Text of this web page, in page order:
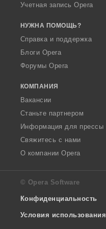
Учетная запись Opera
НУЖНА ПОМОЩЬ?
Справка и поддержка
Блоги Opera
Форумы Opera
КОМПАНИЯ
Вакансии
Станьте партнером
Информация для прессы
Свяжитесь с нами
О компании Opera
© Opera Software
Конфиденциальность
Условия использования